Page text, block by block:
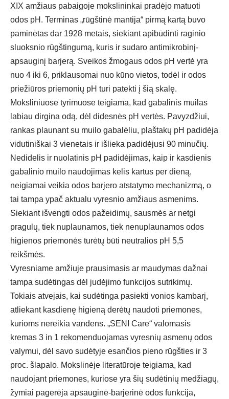
XIX amžiaus pabaigoje mokslininkai pradėjo matuoti
odos pH. Terminas „rūgštinė mantija“ pirmą kartą buvo
paminėtas dar 1928 metais, siekiant apibūdinti raginio
sluoksnio rūgštingumą, kuris ir sudaro antimikrobinį-
apsauginį barjerą. Sveikos žmogaus odos pH vertė yra
nuo 4 iki 6, priklausomai nuo kūno vietos, todėl ir odos
priežiūros priemonių pH turi patekti į šią skalę.
Moksliniuose tyrimuose teigiama, kad gabalinis muilas
labiau dirgina odą, dėl didesnės pH vertės. Pavyzdžiui,
rankas plaunant su muilo gabalėliu, plaštakų pH padidėja
vidutiniškai 3 vienetais ir išlieka padidėjusi 90 minučių.
Nedidelis ir nuolatinis pH padidėjimas, kaip ir kasdienis
gabalinio muilo naudojimas kelis kartus per dieną,
neigiamai veikia odos barjero atstatymo mechanizmą, o
tai tampa ypač aktualu vyresnio amžiaus asmenims.
Siekiant išvengti odos pažeidimų, sausmės ar netgi
pragulų, tiek nuplaunamos, tiek nenuplaunamos odos
higienos priemonės turėtų būti neutralios pH 5,5
reikšmės.
Vyresniame amžiuje prausimasis ar maudymas dažnai
tampa sudėtingas dėl judėjimo funkcijos sutrikimų.
Tokiais atvejais, kai sudėtinga pasiekti vonios kambarį,
atliekant kasdienę higieną derėtų naudoti priemones,
kurioms nereikia vandens. „SENI Care“ valomasis
kremas 3 in 1 rekomenduojamas vyresnių asmenų odos
valymui, dėl savo sudėtyje esančios pieno rūgšties ir 3
proc. šlapalo. Mokslinėje literatūroje teigiama, kad
naudojant priemones, kuriose yra šių sudėtinių medžiagų,
žymiai pagerėja apsauginė-barjerinė odos funkcija,